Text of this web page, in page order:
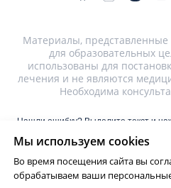
Материалы,
для образовательных
использованы для
лечения и не являются
Необходима
Нашли ошибку? Выделите текст и
Мы используем cookies
Во время посещения сайта вы
обрабатываем ваши